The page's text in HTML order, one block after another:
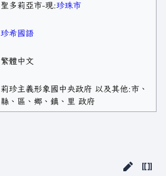
聖多莉亞市-現:珍珠市
珍希國語
繁體中文
莉珍主義形象國中央政府 以及其他:市、
縣、區、鄉、鎮、里 政府